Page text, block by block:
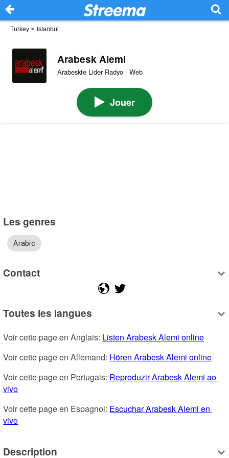
Turkey > Istanbul
Arabesk Alemi
Arabeskte Lider Radyo · Web
Jouer
Les genres
Arabic
Contact
Toutes les langues
Voir cette page en Anglais: Listen Arabesk Alemi online
Voir cette page en Allemand: Hören Arabesk Alemi online
Voir cette page en Portugais: Reproduzir Arabesk Alemi ao
vivo
Voir cette page en Espagnol: Escuchar Arabesk Alemi en
vivo
Description